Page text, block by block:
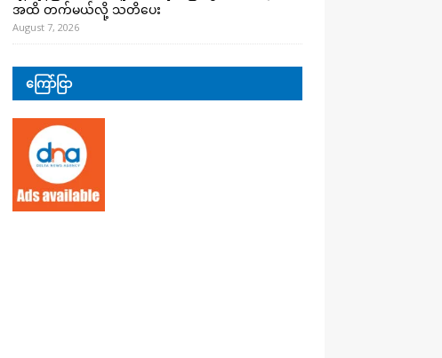
အထိ တက်မယ်လို့ သတိပေး
August 7, 2026
ကြော်ငြာ